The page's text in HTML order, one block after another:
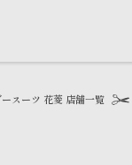
スーツ 花菱 店舗一覧